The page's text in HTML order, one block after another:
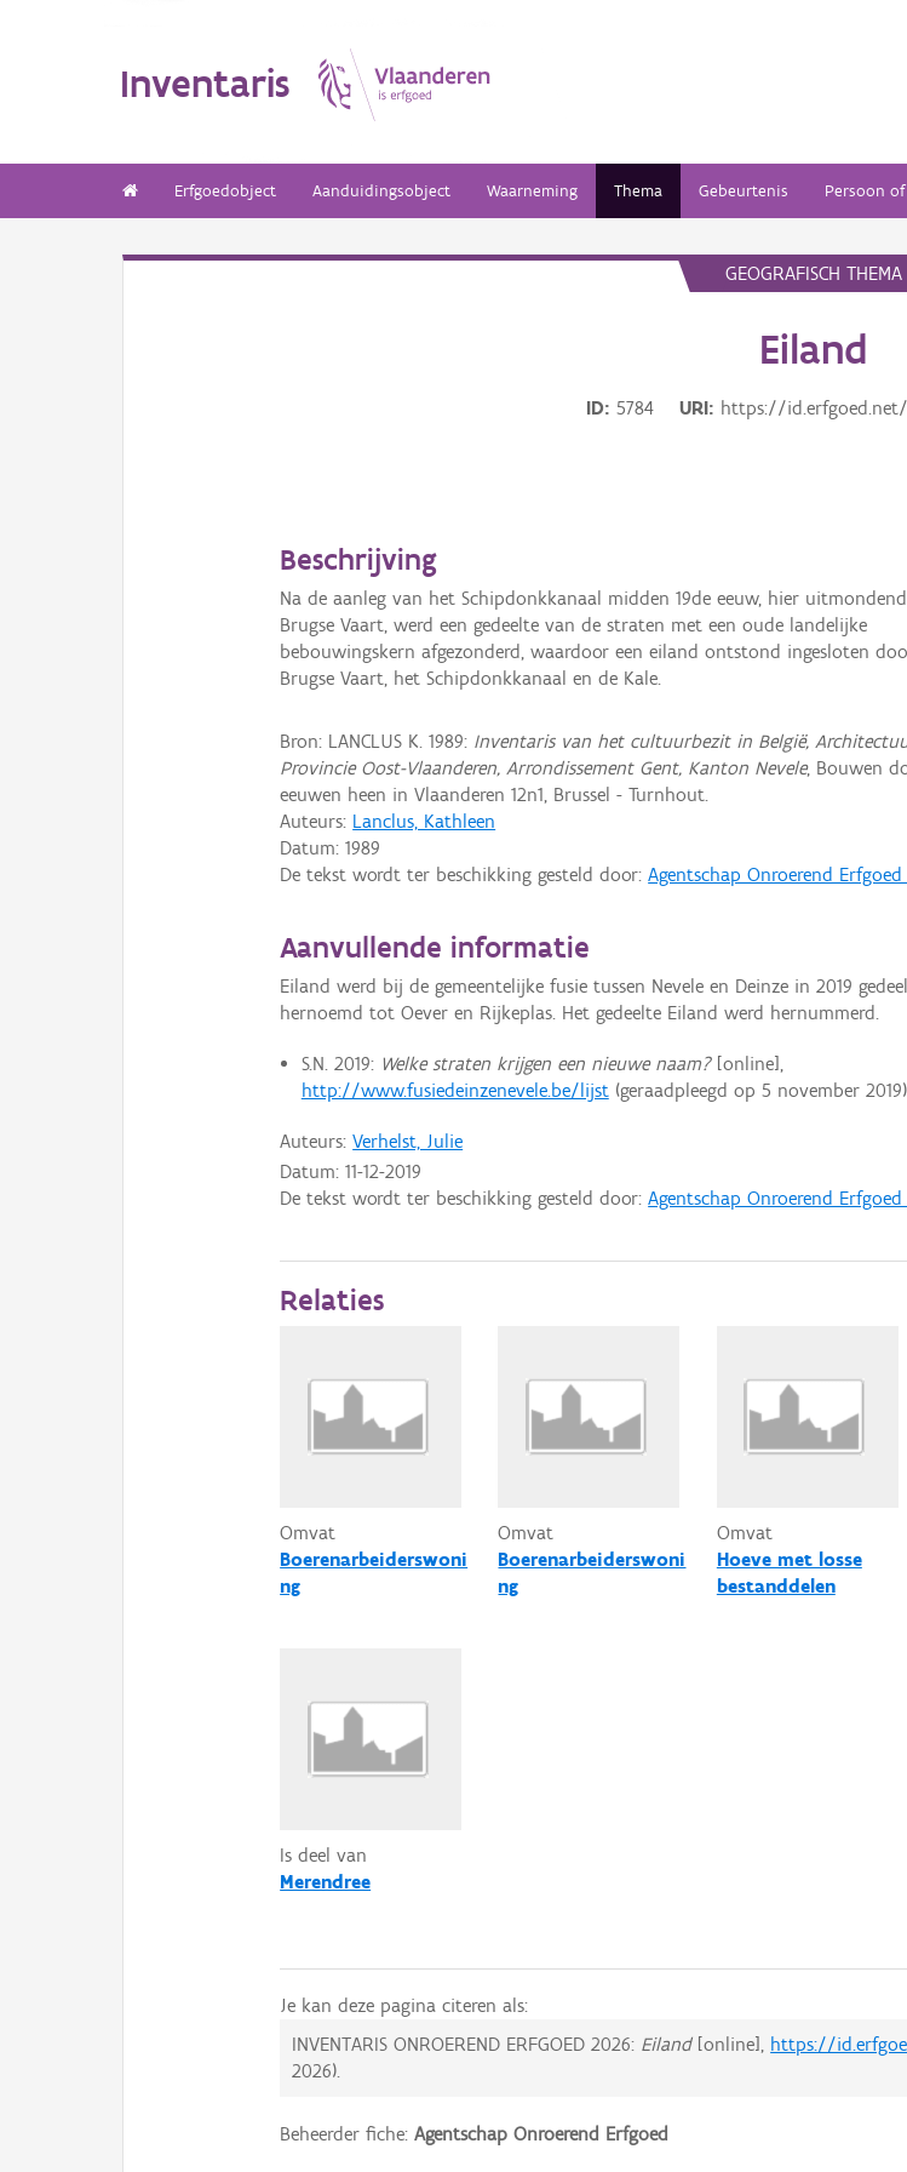
Inventaris
Erfgoedobject Aanduidingsobject Waarneming Thema Gebeurtenis Persoon
GEOGRAFISCH THEMA
Eiland
ID 5784 URI https://
Beschrijving
Na de aanleg van het Schipdonkkanaal midden 19de eeuw, hier
Brugse Vaart, werd een gedeelte van de straten met een oude landelijke
bebouwingskern afgezonderd, waardoor een eiland ontstond ingesloten
Brugse Vaart, het Schipdonkkanaal en de Kale.
Bron: LANCLUS K. 1989: Inventaris van het cultuurbezit in België,
Provincie Oost-Vlaanderen, Arrondissement Gent, Kanton Nevele, Bouwen
eeuwen heen in Vlaanderen 12n1, Brussel - Turnhout.
Auteurs: Lanclus, Kathleen
Datum:1989
De tekst wordt ter beschikking gesteld door:Agentschap Onroerend Erfgoed
Aanvullende informatie
Eiland werd bij de gemeentelijke fusie tussen Nevele en Deinze in 2019
hernoemd tot Oever en Rijkeplas. Het gedeelte Eiland werd hernummerd.
S.N. 2019: Welke straten krijgen een nieuwe naam?[online],
http://www.fusiedeinzenevele.be/lijst(geraadpleegd op 5 november
Auteurs:Verhelst, Julie
Datum:11-12-2019
De tekst wordt ter beschikking gesteld door:Agentschap Onroerend Erfgoed
Relaties
Omvat
Boerenarbeiderswoni
ng
Omvat
Boerenarbeiderswoni
ng
Omvat
Hoeve met losse
bestanddelen
Is deel van
Merendree
Je kan deze pagina citeren als:
INVENTARIS ONROEREND ERFGOED 2026: Eiland[online], https://
2026).
Beheerder fiche:Agentschap Onroerend Erfgoed